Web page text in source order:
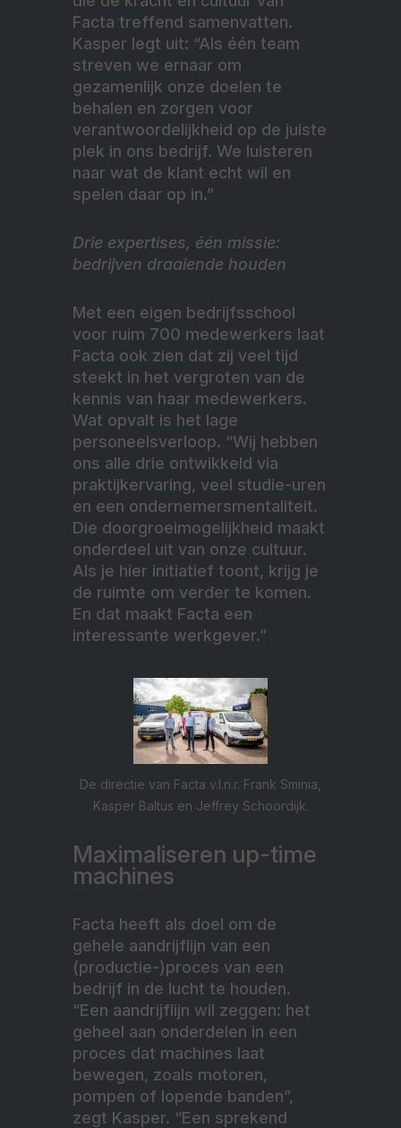
Facta treffend samenvatten.
Kasper legt uit: “Als één team
streven we ernaar om
gezamenlijk onze doelen te
behalen en zorgen voor
verantwoordelijkheid op de juiste
plek in ons bedrijf. We luisteren
naar wat de klant echt wil en
spelen daar op in.”
Drie expertises, één missie:
bedrijven draaiende houden
Met een eigen bedrijfsschool
voor ruim 700 medewerkers laat
Facta ook zien dat zij veel tijd
steekt in het vergroten van de
kennis van haar medewerkers.
Wat opvalt is het lage
personeelsverloop. “Wij hebben
ons alle drie ontwikkeld via
praktijkervaring, veel studie-uren
en een ondernemersmentaliteit.
Die doorgroeimogelijkheid maakt
onderdeel uit van onze cultuur.
Als je hier initiatief toont, krijg je
de ruimte om verder te komen.
En dat maakt Facta een
interessante werkgever.”
De directie van Facta v.l.n.r. Frank Sminia,
Kasper Baltus en Jeffrey Schoordijk.
Maximaliseren up-time
machines
Facta heeft als doel om de
gehele aandrijflijn van een
(productie-)proces van een
bedrijf in de lucht te houden.
“Een aandrijflijn wil zeggen: het
geheel aan onderdelen in een
proces dat machines laat
bewegen, zoals motoren,
pompen of lopende banden”,
zegt Kasper. “Een sprekend